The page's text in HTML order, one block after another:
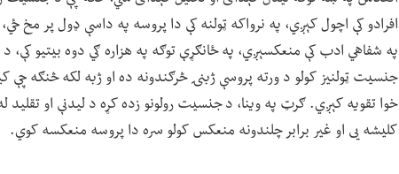
افرادو کې اچول کېږي، په نرواکه ټولنه کې دا پروسه په داسې ډول پر
په شفاهي ادب کې منعکسېږي، په ځانګړې توګه په هزاره ګي دوه بیتیو
جنسیت ټولنیز کولو د ورته پروسې ژبنۍ څرګندونه ده او ژبه لکه څنګه چې
خوا تقویه کېږي. ګرټ په وینا، د جنسیت رولونو زده کړه د لیدنې او
کلیشه یی او غیر برابر چلندونه منعکس کولو سره دا پروسه منعکسه کوي.